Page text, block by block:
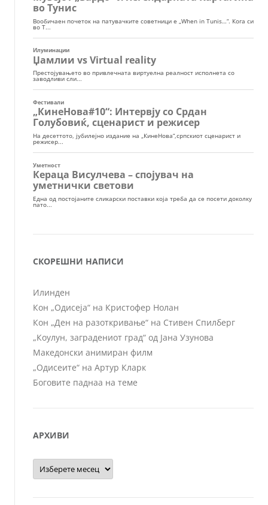
СКОРЕШНИ НАПИСИ
Илинден
Кон „Одисеја“ на Кристофер Нолан
Кон „Ден на разоткривање“ на Стивен Спилберг
„Коулун, заградениот град“ од Јана Узунова
Македонски анимиран филм
„Одисеите“ на Артур Кларк
Боговите паднаа на теме
АРХИВИ
Архиви